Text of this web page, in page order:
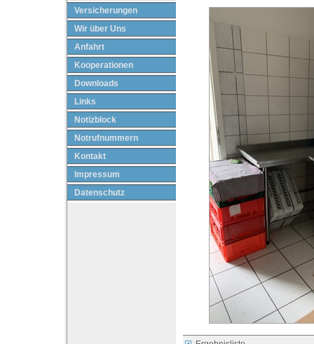
Versicherungen
Wir über Uns
Anfahrt
Kooperationen
Downloads
Links
Notizblock
Notrufnummern
Kontakt
Impressum
Datenschutz